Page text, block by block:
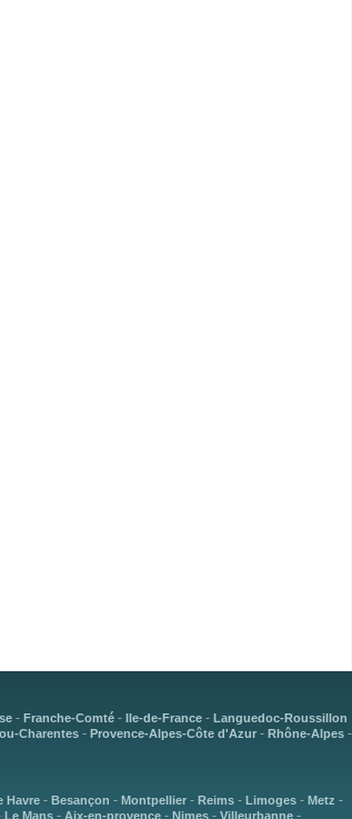
- Franche-Comté- Ile-de-France- Languedoc-Roussillon
Charentes- Provence-Alpes-Côte d'Azur- Rhône-Alpes-
Havre- Besançon - Montpellier- Reims- Limoges- Metz -
Le Mans- Aix-en-provence- Nimes- Villeurbanne-